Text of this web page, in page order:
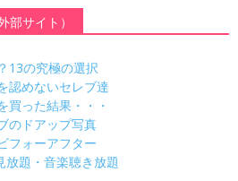
部サイト）
13の究極の選択
認めないセレブ達
買った結果・・・
のドアップ写真
フォーアフター
題・音楽聴き放題